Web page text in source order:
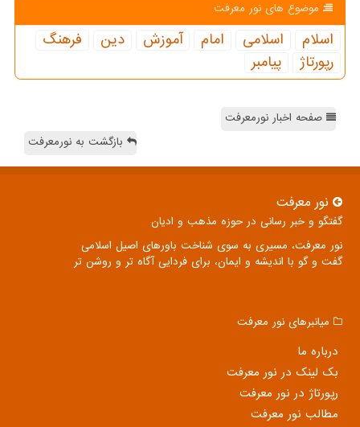
موضوع های نور معرفت
اسلام اسلامی امام آموزش دین
فرهنگ
رپورتاژ
پیامبر
صفحه اخبار نورمعرفت
بازگشت به نورمعرفت
نور معرفت
گفتگو و خبر رسانی در حوزه مذهب و ادیان
نور معرفت، مسیری به سوی شناخت باورهای اصیل اسلامی
گفت و گو با اندیشه و ایمان، برای فردایی آگاه تر و روشن تر
میانبرهای نور معرفت
درباره ما
بک لینک در نور معرفت
رپورتاژ در نور معرفت
مطالب نور معرفت